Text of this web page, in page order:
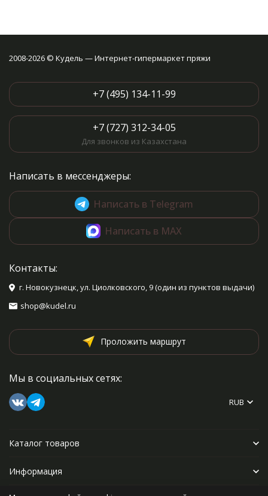
2008-2026 © Кудель — Интернет-гипермаркет пряжи
+7 (495) 134-11-99
+7 (727) 312-34-05
Для звонков из Казахстана
Написать в мессенджеры:
Написать в Telegram
Написать в MAX
Контакты:
г. Новокузнецк, ул. Циолковского, 9 (один из пунктов выдачи)
shop@kudel.ru
Проложить маршрут
Мы в социальных сетях:
RUB
Каталог товаров
Информация